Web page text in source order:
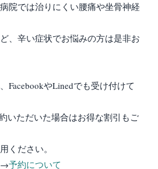
院では治りにくい腰痛や坐骨神経
、辛い症状でお悩みの方は是非お
FacebookやLinedでも受け付けて
いただいた場合はお得な割引もご
ください。
→予約について